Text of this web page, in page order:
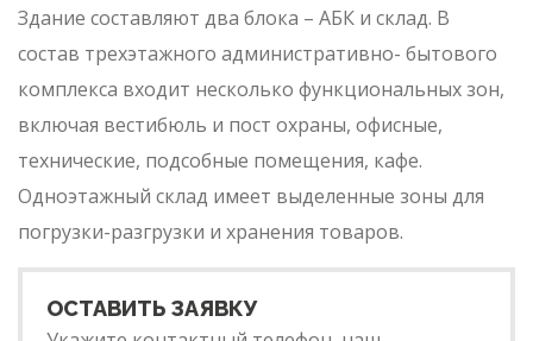
Здание составляют два блока – АБК и склад. В
состав трехэтажного административно- бытового
комплекса входит несколько функциональных зон,
включая вестибюль и пост охраны, офисные,
технические, подсобные помещения, кафе.
Одноэтажный склад имеет выделенные зоны для
погрузки-разгрузки и хранения товаров.
ОСТАВИТЬ ЗАЯВКУ